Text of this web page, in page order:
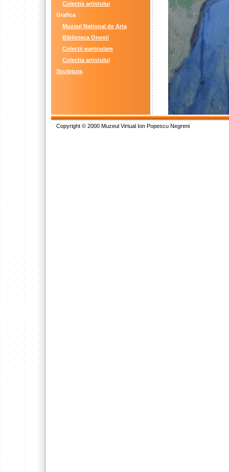
Colectia artistului
Grafica
Muzeul National de Arta
Biblioteca Onesti
Colectii particulare
Colectia artistului
Sculptura
Copyright © 2000 Muzeul Virtual Ion Popescu Negreni